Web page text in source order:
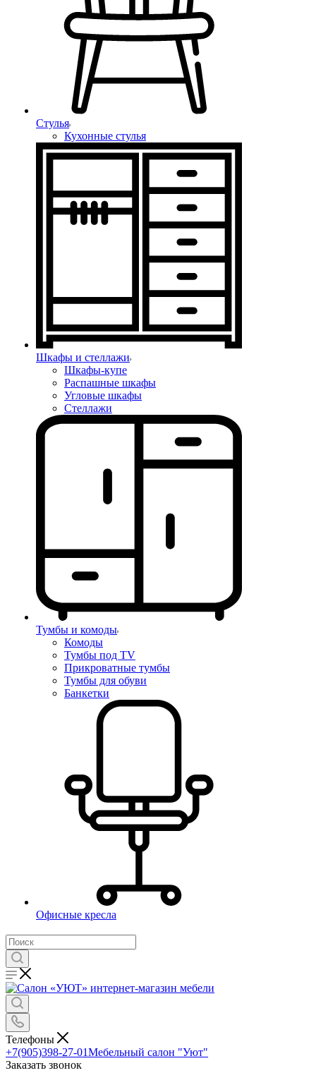
Стулья
Кухонные стулья
Шкафы и стеллажи
Шкафы-купе
Распашные шкафы
Угловые шкафы
Стеллажи
Тумбы и комоды
Комоды
Тумбы под TV
Прикроватные тумбы
Тумбы для обуви
Банкетки
Офисные кресла
Телефоны
+7(905)398-27-01Мебельный салон "Уют"
Заказать звонок